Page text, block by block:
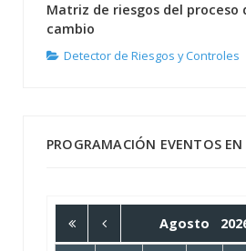
Matriz de riesgos del proceso
cambio
Detector de Riesgos y Controles
PROGRAMACIÓN EVENTOS EN
Agosto